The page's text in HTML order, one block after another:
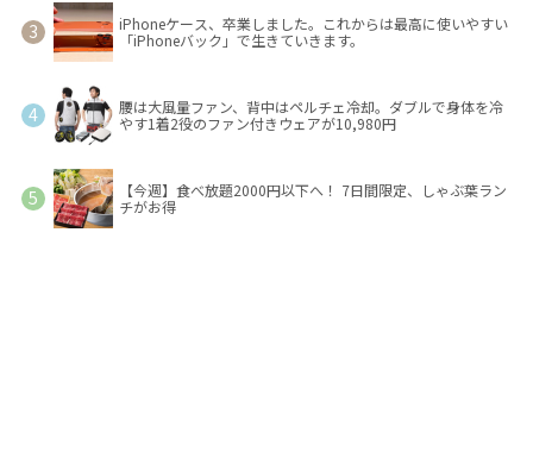
iPhoneケース、卒業しました。これからは最高に使いやすい
「iPhoneバック」で生きていきます。
腰は大風量ファン、背中はペルチェ冷却。ダブルで身体を冷
やす1着2役のファン付きウェアが10,980円
【今週】食べ放題2000円以下へ！ 7日間限定、しゃぶ葉ラン
チがお得